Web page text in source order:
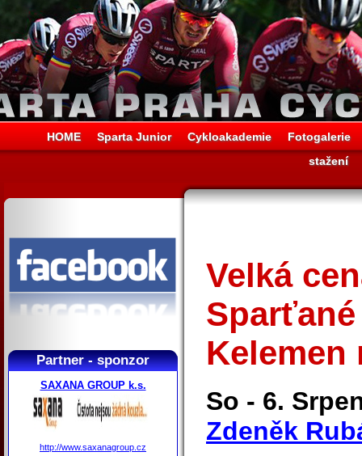
HOME Sparta Junior Cykloakademie
Fotogalerie
stažení
Partner - sponzor
SAXANA GROUP k.s.
http://www.saxanagroup.cz
Velká
Kelemen
So - 6.
Zdeněk